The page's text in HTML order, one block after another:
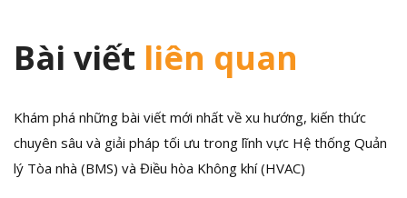
Bài viết liên quan
Khám phá những bài viết mới nhất về xu hướng, kiến thức
chuyên sâu và giải pháp tối ưu trong lĩnh vực Hệ thống Quản
lý Tòa nhà (BMS) và Điều hòa Không khí (HVAC)